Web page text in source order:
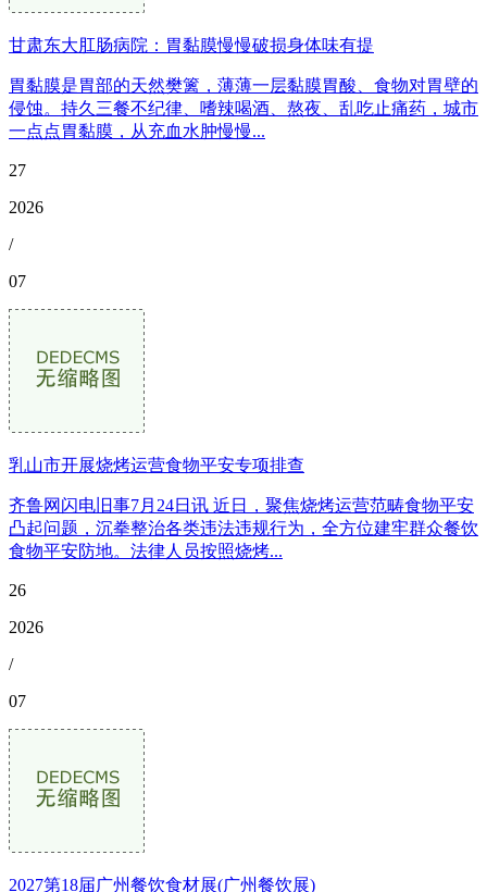
甘肃东大肛肠病院：胃黏膜慢慢破损身体味有提
胃黏膜是胃部的天然樊篱，薄薄一层黏膜胃酸、食物对胃壁的
侵蚀。持久三餐不纪律、嗜辣喝酒、熬夜、乱吃止痛药，城市
一点点胃黏膜，从充血水肿慢慢...
27
2026
/
07
乳山市开展烧烤运营食物平安专项排查
齐鲁网闪电旧事7月24日讯 近日，聚焦烧烤运营范畴食物平安
凸起问题，沉拳整治各类违法违规行为，全方位建牢群众餐饮
食物平安防地。法律人员按照烧烤...
26
2026
/
07
2027第18届广州餐饮食材展(广州餐饮展)